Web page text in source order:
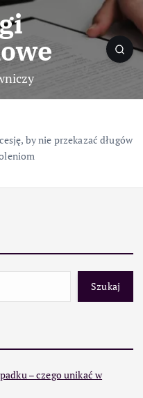
by nie przekazać długów
Szukaj
– czego unikać w